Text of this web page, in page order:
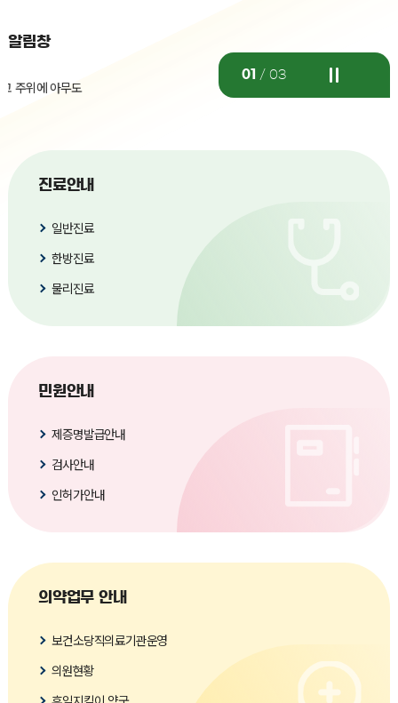
알림창
01 03
진료안내
일반진료
한방진료
물리진료
민원안내
제증명발급안내
검사안내
인허가안내
의약업무 안내
보건소당직의료기관운영
의원현황